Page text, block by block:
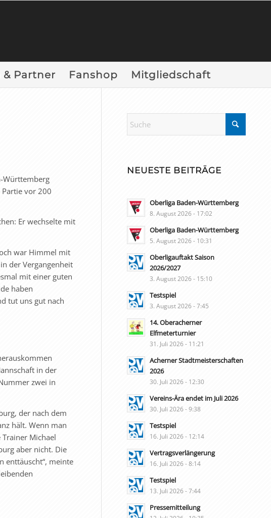
& Partner Fanshop Mitgliedschaft
Württemberg
Partie vor 200
Er wechselte mit
war Himmel mit
der Vergangenheit
mit einer guten
haben
tut uns gut nach
in der
zwei in
der nach dem
hält. Wenn man
Michael
aber nicht. Die
enttäuscht“, meinte
NEUESTE BEITRÄGE
Oberliga Baden-Württemberg
8. August 2026 - 17:02
Oberliga Baden-Württemberg
5. August 2026 - 10:31
Oberligauftakt Saison
2026/2027
3. August 2026 - 15:10
Testspiel
3. August 2026 - 7:45
14. Oberacherner
Elfmeterturnier
31. Juli 2026 - 11:21
Acherner Stadtmeisterschaften
2026
30. Juli 2026 - 12:30
Vereins-Ära endet im Juli 2026
30. Juli 2026 - 9:38
Testspiel
16. Juli 2026 - 12:14
Vertragsverlängerung
16. Juli 2026 - 8:14
Testspiel
13. Juli 2026 - 7:44
Pressemitteilung